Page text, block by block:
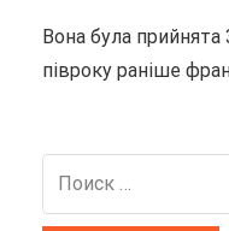
Вона була прийнята
півроку раніше